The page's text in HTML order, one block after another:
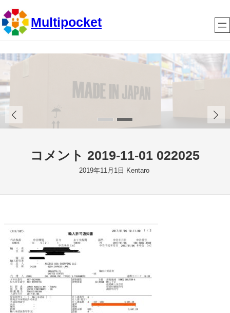
内
容
を
キ
プ
Multipocket
コメント 2019-11-01 022025
2019年11月1日 Kentaro